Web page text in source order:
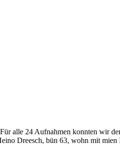
alle 24 Aufnahmen konnten wir
Dreesch, bün 63, wohn mit